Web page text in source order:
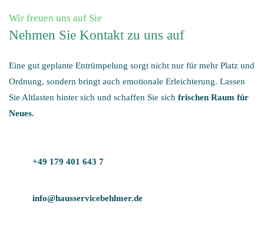
Wir freuen uns auf Sie
Nehmen Sie Kontakt zu uns auf
Eine gut geplante Entrümpelung sorgt nicht nur für mehr Platz und
Ordnung, sondern bringt auch emotionale Erleichterung. Lassen
Sie Altlasten hinter sich und schaffen Sie sich frischen Raum für
Neues.
+49 179 401 643 7
info@hausservicebehlmer.de